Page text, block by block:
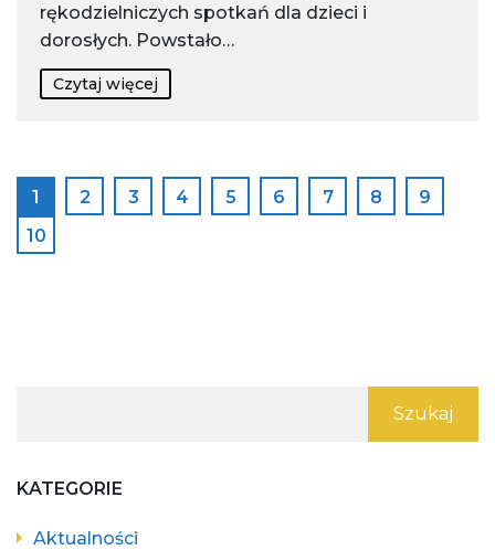
rękodzielniczych spotkań dla dzieci i
dorosłych. Powstało…
Czytaj więcej
1 2 3 4 5 6 7 8
9
10
KATEGORIE
Aktualności